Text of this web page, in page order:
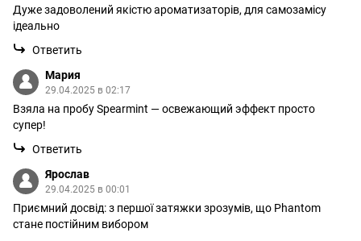
Дуже задоволений якістю ароматизаторів, для самозамісу
ідеально
Ответить
Мария
29.04.2025 в 02:17
Взяла на пробу Spearmint — освежающий эффект просто
супер!
Ответить
Ярослав
29.04.2025 в 00:01
Приємний досвід: з першої затяжки зрозумів, що Phantom
стане постійним вибором